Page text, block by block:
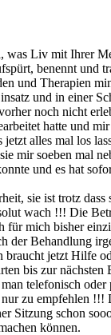
was Liv mit Ihrer
benennt und
und Therapien
und in einer
noch nicht
hatte und
alles mal los
mir soeben mal
und es hat
sie ist trotz dass
wach !!! Die
für mich bisher
der Behandlung
braucht jetzt Hilfe
bis zur nächsten
telefonisch oder
zu empfehlen
Sitzung schon
können.